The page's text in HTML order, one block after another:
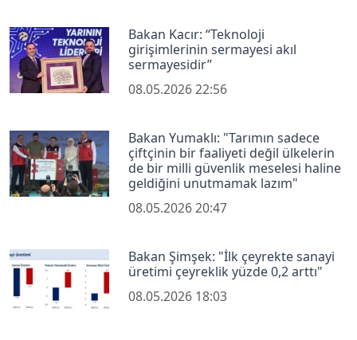
Bakan Kacır: ‘‘Teknoloji
girişimlerinin sermayesi akıl
sermayesidir’’
08.05.2026 22:56
Bakan Yumaklı: "Tarımın sadece
çiftçinin bir faaliyeti değil ülkelerin
de bir milli güvenlik meselesi haline
geldiğini unutmamak lazım"
08.05.2026 20:47
Bakan Şimşek: "İlk çeyrekte sanayi
üretimi çeyreklik yüzde 0,2 arttı"
08.05.2026 18:03